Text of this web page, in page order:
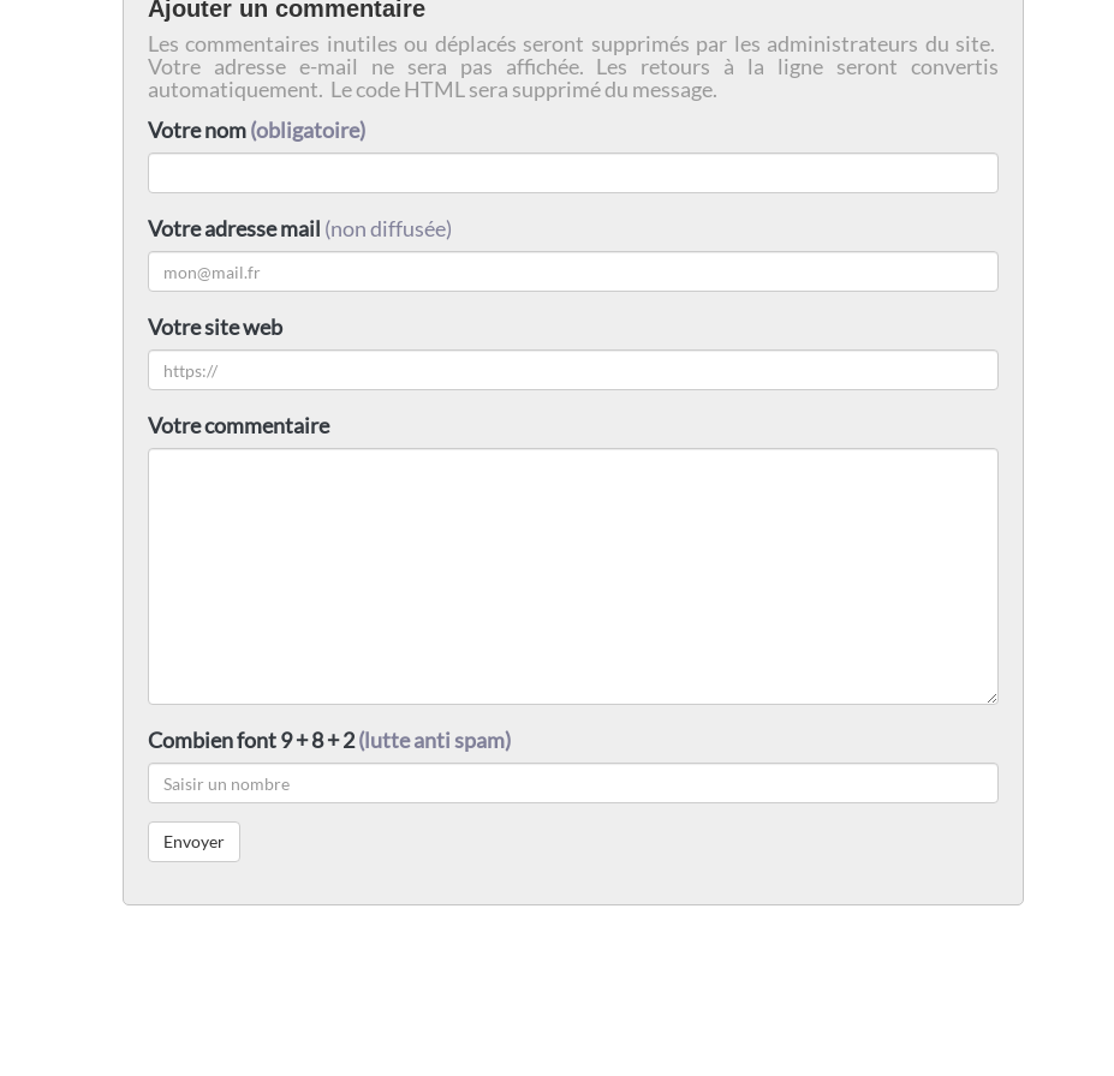
Ajouter un commentaire
Les commentaires inutiles ou déplacés seront supprimés par les administrateurs du site.
Votre adresse e-mail ne sera pas affichée. Les retours à la ligne seront convertis
automatiquement. Le code HTML sera supprimé du message.
Votre nom(obligatoire)
Votre adresse mail (non diffusée)
Votre site web
Votre commentaire
Combien font 9 + 8 + 2(lutte anti spam)